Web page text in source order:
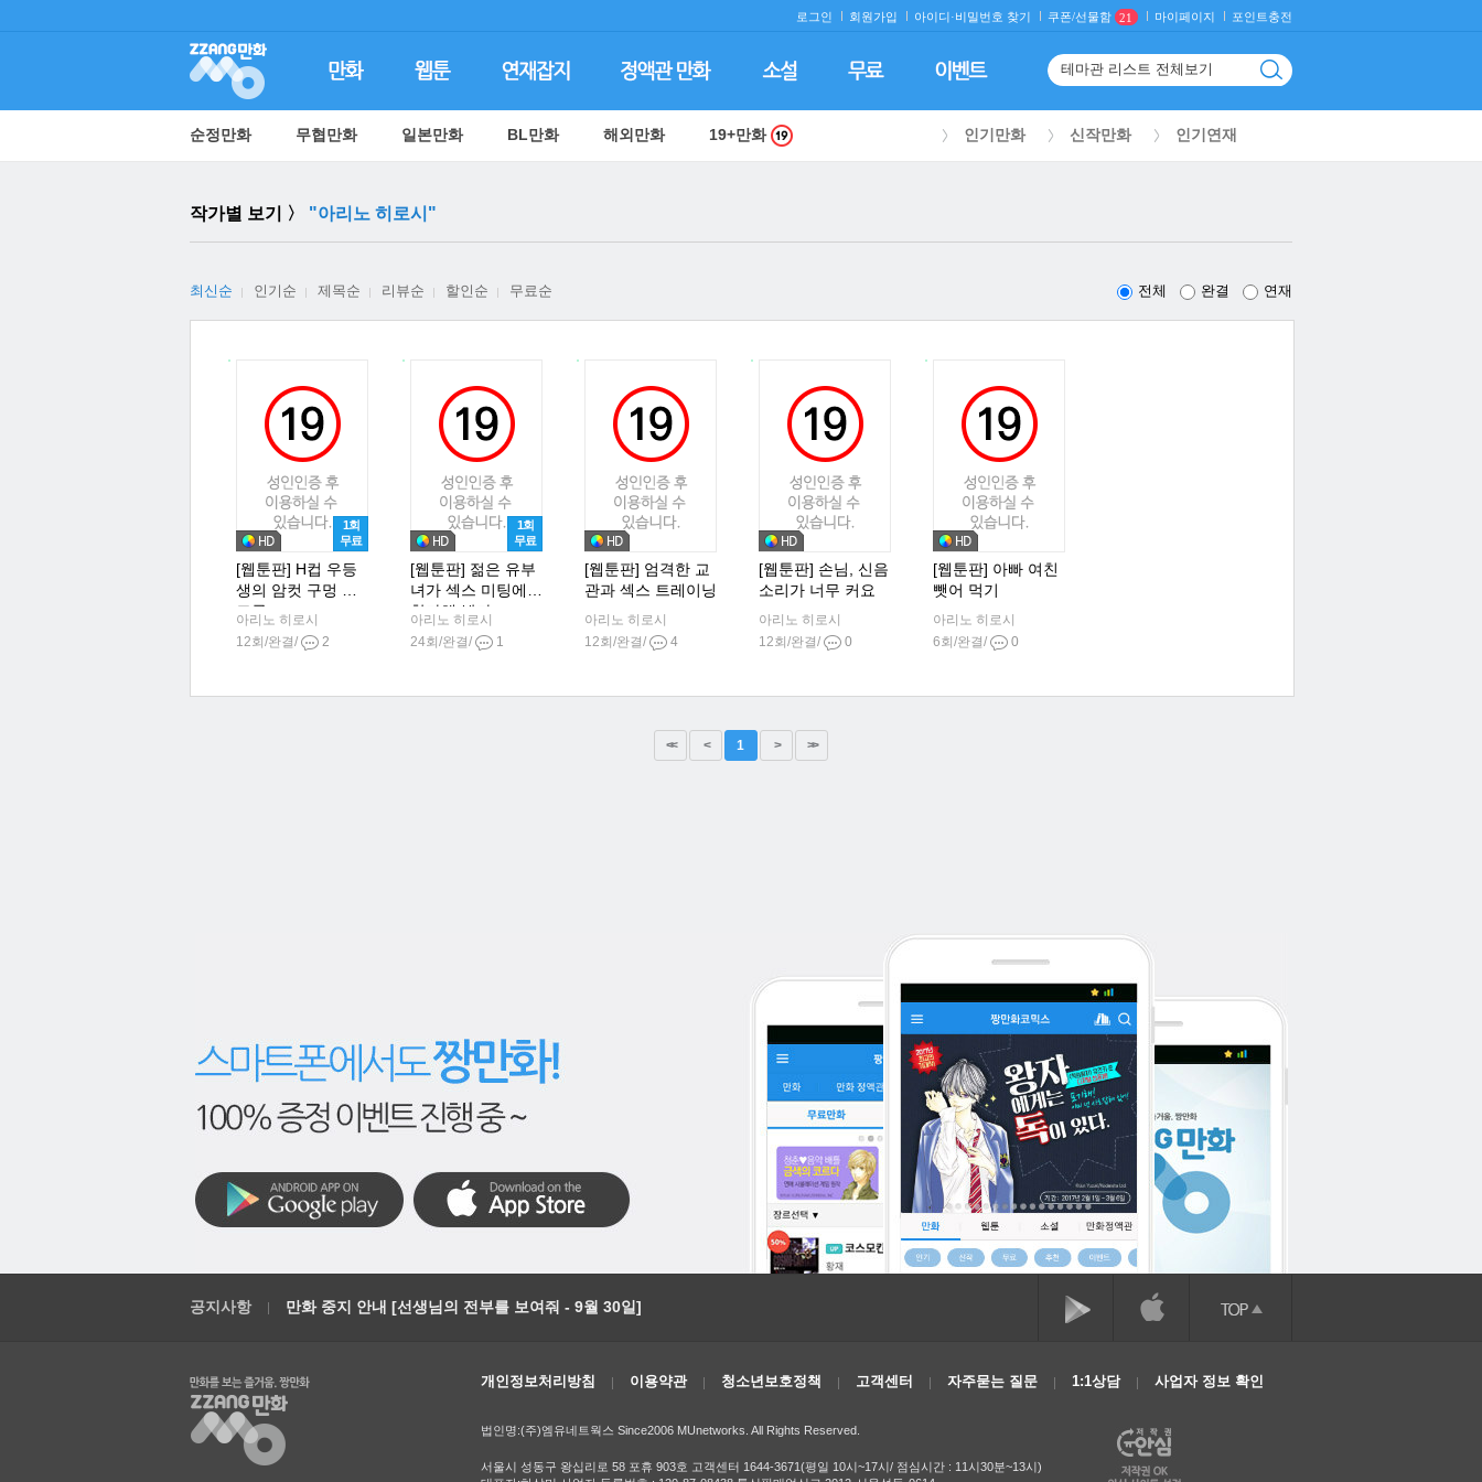
로그인 회원가입 아이디·비밀번호 찾기 쿠폰/선물함 21 마이페이지 포인트충전
순정만화 무협만화 일본만화 BL만화 해외만화 19+만화 인기만화 신작만화 인기연재
작가별 보기 〉 "아리노 히로시"
최신순 인기순 제목순 리뷰순 할인순 무료순 전체 완결 연재
1회
무료
[웹툰판] H컵 우등
생의 암컷 구멍 조
교론
아리노 히로시
12회/완결/
2
1회
무료
[웹툰판] 젊은 유부
녀가 섹스 미팅에
참가해 봤다
아리노 히로시
24회/완결/
1
[웹툰판] 엄격한 교
관과 섹스 트레이닝
아리노 히로시
12회/완결/
4
[웹툰판] 손님, 신음
소리가 너무 커요
아리노 히로시
12회/완결/
0
[웹툰판] 아빠 여친
뺏어 먹기
아리노 히로시
6회/완결/
0
<< < 1 > >>
공지사항 만화 중지 안내 [선생님의 전부를 보여줘 - 9월 30일]
개인정보처리방침 이용약관 청소년보호정책 고객센터 자주묻는 질문 1:1상담 사업자 정보 확인
법인명:(주)엠유네트웍스 Since2006 MUnetworks. All Rights Reserved.
서울시 성동구 왕십리로 58 포휴 903호 고객센터 1644-3671(평일 10시~17시/ 점심시간 : 11시30분~13시)